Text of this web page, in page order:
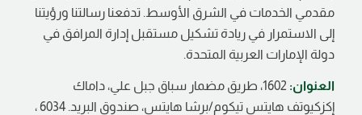
مقدمي الخدمات في الشرق الأوسط. تدفعنا رسالتنا ورؤيتنا
إلى الاستمرار في ريادة تشكيل مستقبل إدارة المرافق في
دولة الإمارات العربية المتحدة.
العنوان:
1602، طريق مضمار سباق جبل علي، داماك
إكزكيوتف هايتس تيكوم/برشا هايتس، صندوق البريد. 6034 ،